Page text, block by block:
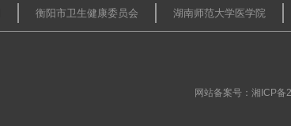
衡阳市卫生健康委员会 湖南师范大学医学院
网站备案号： 湘ICP备